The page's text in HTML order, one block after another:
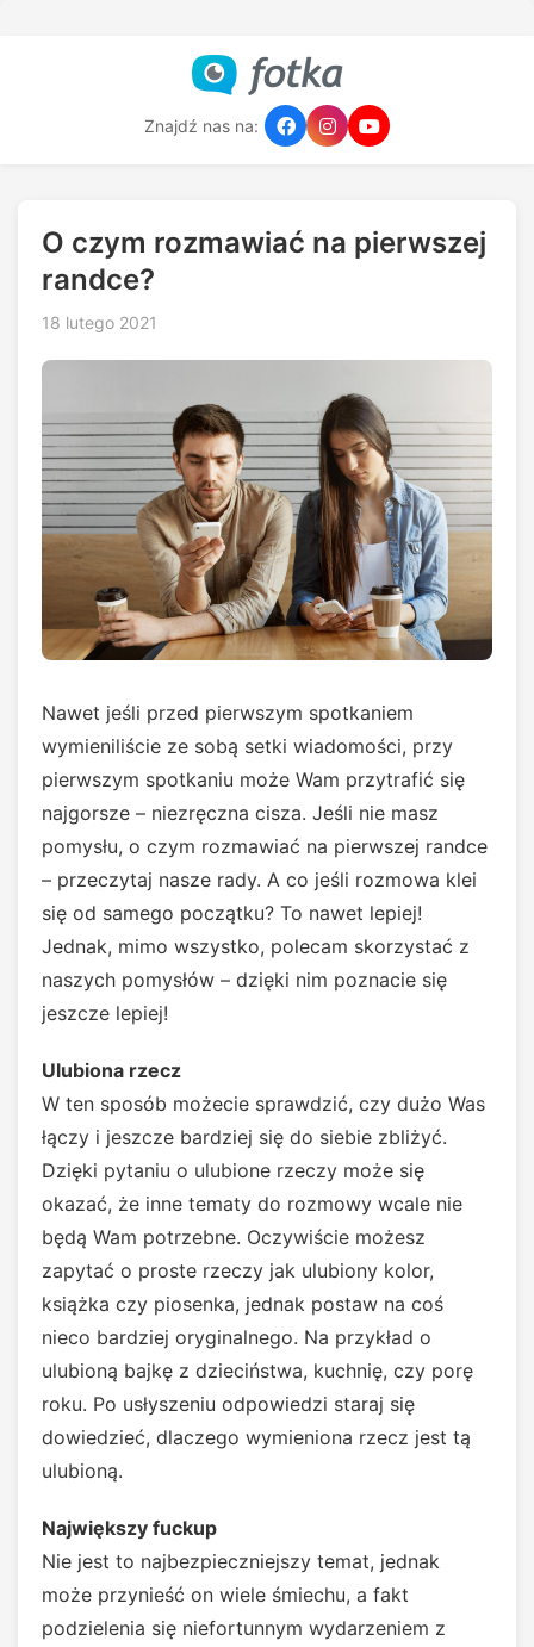
Znajdź nas na:
O czym rozmawiać na pierwszej
randce?
18 lutego 2021
Nawet jeśli przed pierwszym spotkaniem
wymieniliście ze sobą setki wiadomości, przy
pierwszym spotkaniu może Wam przytrafić się
najgorsze – niezręczna cisza. Jeśli nie masz
pomysłu, o czym rozmawiać na pierwszej randce
– przeczytaj nasze rady. A co jeśli rozmowa klei
się od samego początku? To nawet lepiej!
Jednak, mimo wszystko, polecam skorzystać z
naszych pomysłów – dzięki nim poznacie się
jeszcze lepiej!
Ulubiona rzecz
W ten sposób możecie sprawdzić, czy dużo Was
łączy i jeszcze bardziej się do siebie zbliżyć.
Dzięki pytaniu o ulubione rzeczy może się
okazać, że inne tematy do rozmowy wcale nie
będą Wam potrzebne. Oczywiście możesz
zapytać o proste rzeczy jak ulubiony kolor,
książka czy piosenka, jednak postaw na coś
nieco bardziej oryginalnego. Na przykład o
ulubioną bajkę z dzieciństwa, kuchnię, czy porę
roku. Po usłyszeniu odpowiedzi staraj się
dowiedzieć, dlaczego wymieniona rzecz jest tą
ulubioną.
Największy fuckup
Nie jest to najbezpieczniejszy temat, jednak
może przynieść on wiele śmiechu, a fakt
podzielenia się niefortunnym wydarzeniem z